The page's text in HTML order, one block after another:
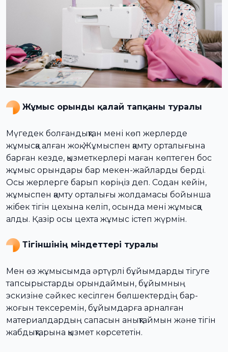
Жұмыс орынды қалай тапқаны туралы
Мүгедек болғандықтан мені көп жерлерде
жұмысқа алған жоқ. Жұмыспен қамту орталығына
барған кезде, қызметкерлері маған көптеген бос
жұмыс орындары бар мекен-жайларды берді.
Осы жерлерге барып көріңіз деп. Содан кейін,
жұмыспен қамту орталығы жолдамасы бойынша
жібек тігін цехына келіп, осында мені жұмысқа
алды. Қазір осы цехта жұмыс істеп жүрмін.
Тігіншінің міндеттері туралы
Мен өз жұмысымда әртүрлі бұйымдарды тігуге
тапсырыстарды орындаймын, бұйымның
эскизіне сәйкес кесілген бөлшектердің бар-
жоғын тексеремін, бұйымдарға арналған
материалдардың сапасын анықтаймын және тігін
жабдықтарына қызмет көрсететін.